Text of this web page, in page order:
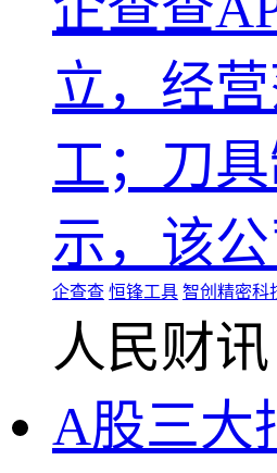
立，经
工；刀
示，该
企查查 恒锋工具 智创精密科
人民财讯
A股三大